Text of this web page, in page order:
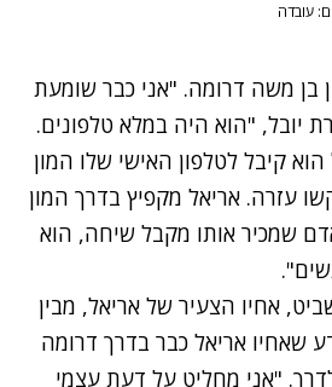
עובדה
בן משה דרומה. "אני כבר שומעת
יובל, "הוא היה במלא טלפונים.
קיבל לטלפון האישי שלו המון
עזרה. אריאל מקפיץ בדרך המון
שמכיר אותו מקבל שיחה, הוא
אחיו הצעיר של אריאל, מבין
שאחיו אריאל כבר בדרך דרומה
"אני מחליט על דעת עצמי